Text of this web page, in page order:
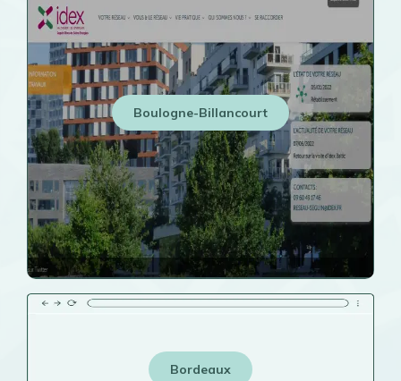
Boulogne-Billancourt
Bordeaux